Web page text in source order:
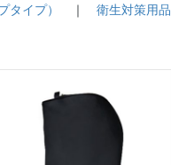
タイプ） ｜ 衛生対策用品